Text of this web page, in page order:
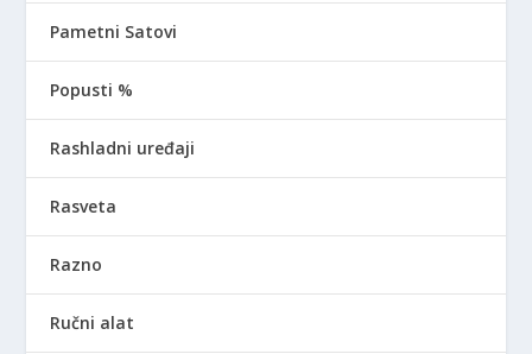
Pametni Satovi
Popusti %
Rashladni uređaji
Rasveta
Razno
Ručni alat